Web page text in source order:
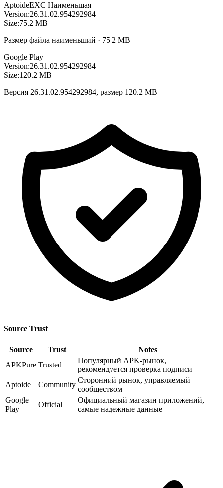
AptoideEXC Наименьшая
Version:26.31.02.954292984
Size:75.2 MB
Размер файла наименьший · 75.2 MB
Google Play
Version:26.31.02.954292984
Size:120.2 MB
Версия 26.31.02.954292984, размер 120.2 MB
Source Trust
Source Trust
Notes
APKPure Trusted
Популярный APK-рынок,
рекомендуется проверка подписи
Aptoide
Community
Сторонний рынок, управляемый
сообществом
Google
Play
Official
Официальный магазин приложений,
самые надежные данные